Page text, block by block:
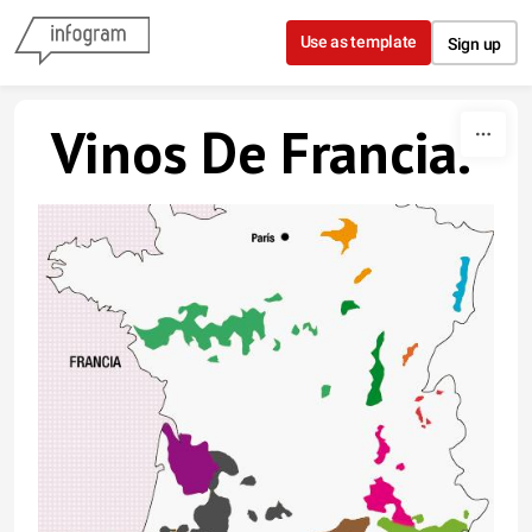
Skip to content
Use as template Sign up
Vinos De Francia.